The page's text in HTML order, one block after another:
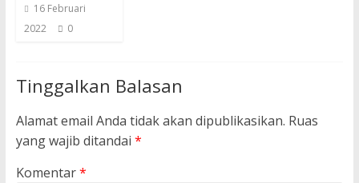
16 Februari
2022
0
Tinggalkan Balasan
Alamat email Anda tidak akan dipublikasikan. Ruas
yang wajib ditandai *
Komentar*